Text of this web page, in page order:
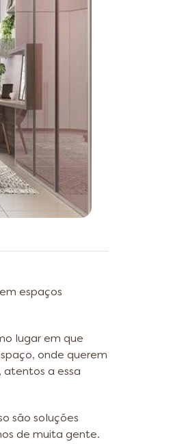
espaços
lugar em que
onde querem
atentos a essa
são soluções
de muita gente.